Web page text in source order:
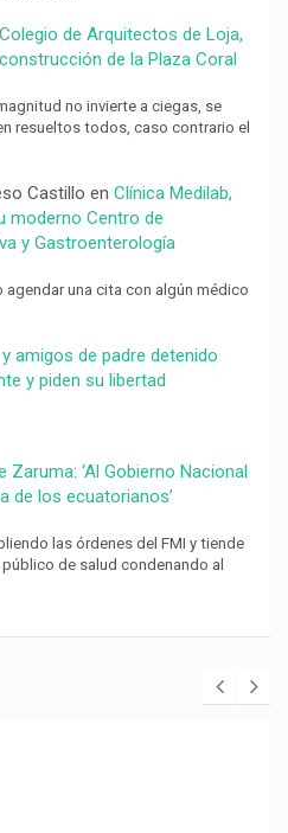
Colegio de Arquitectos de Loja,
de la Plaza Coral
no invierte a ciegas, se
resueltos todos, caso contrario el
Castillo en Clínica Medilab,
moderno Centro de
y Gastroenterología
agendar una cita con algún médico
amigos de padre detenido
y piden su libertad
Zaruma: ‘Al Gobierno Nacional
de los ecuatorianos’
las órdenes del FMI y tiende
de salud condenando al